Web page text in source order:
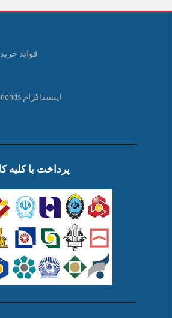
فواید
Close Friends اینستاگرام
پرداخت با